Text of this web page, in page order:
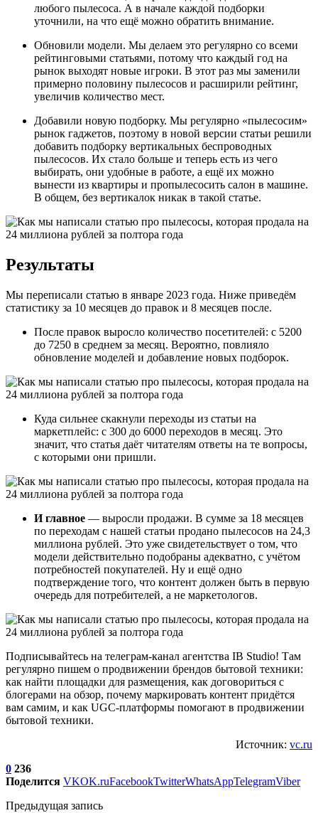
любого пылесоса. А в начале каждой подборки
уточнили, на что ещё можно обратить внимание.
Обновили модели. Мы делаем это регулярно со всеми
рейтинговыми статьями, потому что каждый год на
рынок выходят новые игроки. В этот раз мы заменили
примерно половину пылесосов и расширили рейтинг,
увеличив количество мест.
Добавили новую подборку. Мы регулярно «пылесосим»
рынок гаджетов, поэтому в новой версии статьи решили
добавить подборку вертикальных беспроводных
пылесосов. Их стало больше и теперь есть из чего
выбирать, они удобные в работе, а ещё их можно
вынести из квартиры и пропылесосить салон в машине.
В общем, без вертикалок никак в такой статье.
Результаты
Мы переписали статью в январе 2023 года. Ниже приведём
статистику за 10 месяцев до правок и 8 месяцев после.
После правок выросло количество посетителей: с 5200
до 7250 в среднем за месяц. Вероятно, повлияло
обновление моделей и добавление новых подборок.
Куда сильнее скакнули переходы из статьи на
маркетплейс: с 300 до 6000 переходов в месяц. Это
значит, что статья даёт читателям ответы на те вопросы,
с которыми они пришли.
И главное — выросли продажи. В сумме за 18 месяцев
по переходам с нашей статьи продано пылесосов на 24,3
миллиона рублей. Это уже свидетельствует о том, что
модели действительно подобраны адекватно, с учётом
потребностей покупателей. Ну и ещё одно
подтверждение того, что контент должен быть в первую
очередь для потребителей, а не маркетологов.
Подписывайтесь на телеграм-канал агентства IB Studio! Там
регулярно пишем о продвижении брендов бытовой техники:
как найти площадки для размещения, как договориться с
блогерами на обзор, почему маркировать контент придётся
вам самим, и как UGC-платформы помогают в продвижении
бытовой техники.
Источник: vc.ru
0 236
Поделится VKOK.ruFacebookTwitterWhatsAppTelegramViber
Предыдущая запись